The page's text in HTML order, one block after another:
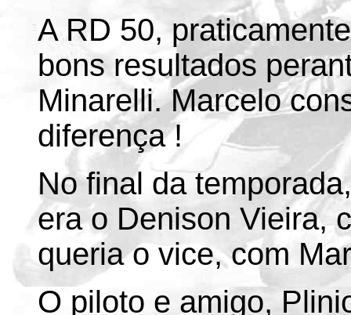
A RD 50,
bons resultados
Minarelli. Marcelo
diferença !
No final da
era o Denison Vieira,
queria o vice, com
O piloto e amigo,